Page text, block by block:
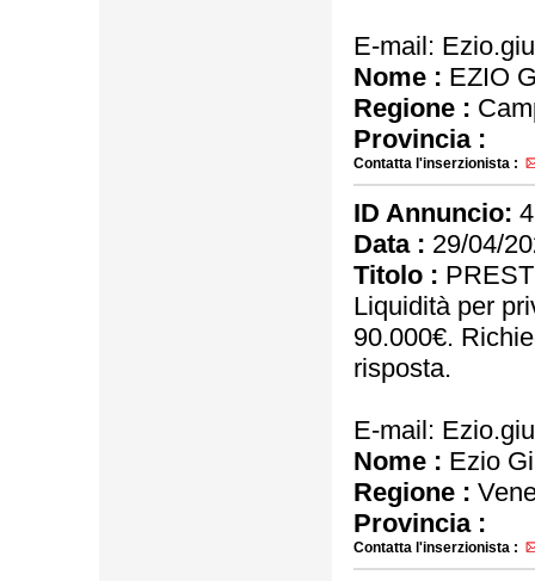
E-mail:
Nome : EZIO
Regione :
Provincia :
Contatta l'inserzionista :
ID Annuncio:
Data : 29/04/
Titolo :
Liquidità per
90.000€.
risposta.
E-mail:
Nome : Ezio
Regione :
Provincia :
Contatta l'inserzionista :